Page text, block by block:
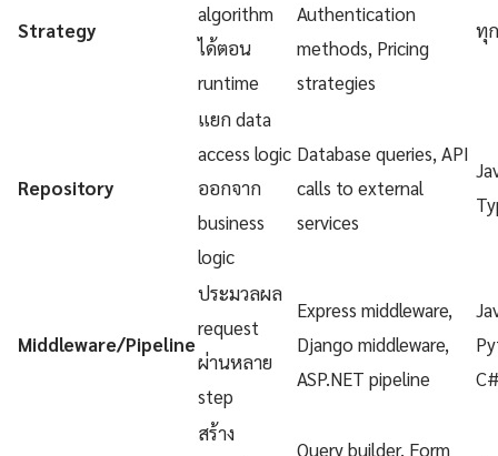
Strategy
algorithm
ได้ตอน
runtime
Authentication
methods, Pricing
strategies
ทุ
Repository
แยก data
access logic
ออกจาก
business
logic
Database queries, API
calls to external
services
Middleware/Pipeline
ประมวลผล
request
ผ่านหลาย
step
Express middleware,
Django middleware,
ASP.NET pipeline
สร้าง
Query builder, Form